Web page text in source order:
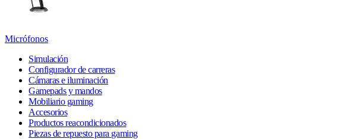
Micrófonos
Simulación
Configurador de carreras
Cámaras e iluminación
Gamepads y mandos
Mobiliario gaming
Accesorios
Productos reacondicionados
Piezas de repuesto para gaming